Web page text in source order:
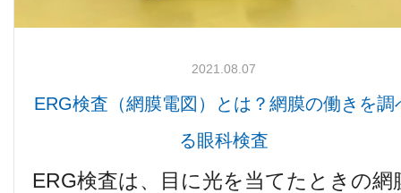
2021.08.07
ERG検査（網膜電図）とは？網膜の働きを調
る眼科検査
ERG検査は、目に光を当てたときの網